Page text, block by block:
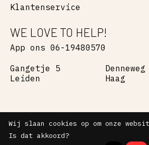
Klantenservice
WE LOVE TO HELP!
App ons 06-19480570
Gangetje 5
Leiden
Haag
© Copyright 2026 OWN & CLUB
Wij slaan cookies op om onze
Is dat akkoord?